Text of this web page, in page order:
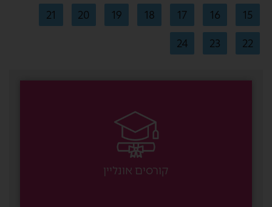
15
16
17
18
19
20
21
22
23
24
קורסים אונליין